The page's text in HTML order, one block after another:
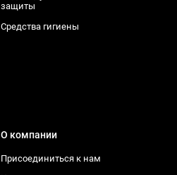
защиты
Средства гигиены
О компании
Присоединиться к нам